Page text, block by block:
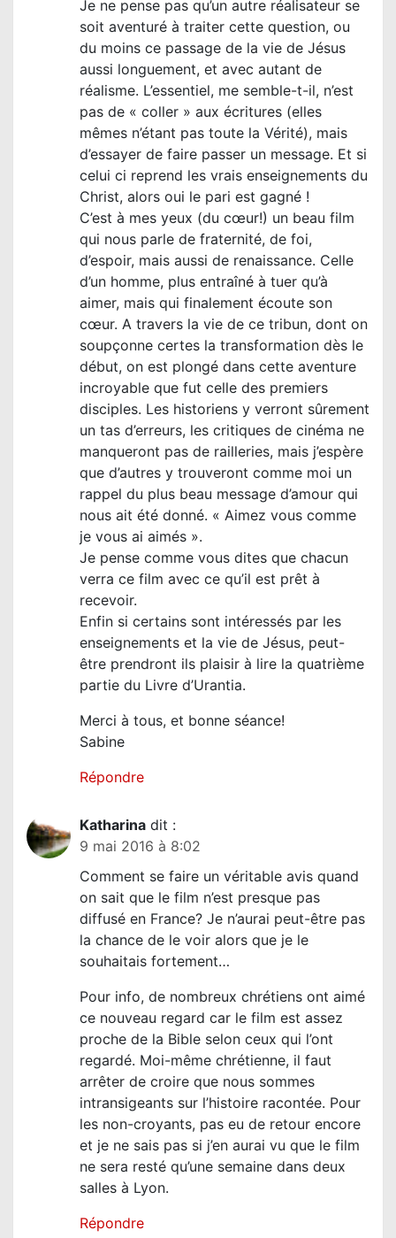
Je ne pense pas qu’un autre réalisateur se
soit aventuré à traiter cette question, ou
du moins ce passage de la vie de Jésus
aussi longuement, et avec autant de
réalisme. L’essentiel, me semble-t-il, n’est
pas de « coller » aux écritures (elles
mêmes n’étant pas toute la Vérité), mais
d’essayer de faire passer un message. Et si
celui ci reprend les vrais enseignements du
Christ, alors oui le pari est gagné !
C’est à mes yeux (du cœur!) un beau film
qui nous parle de fraternité, de foi,
d’espoir, mais aussi de renaissance. Celle
d’un homme, plus entraîné à tuer qu’à
aimer, mais qui finalement écoute son
cœur. A travers la vie de ce tribun, dont on
soupçonne certes la transformation dès le
début, on est plongé dans cette aventure
incroyable que fut celle des premiers
disciples. Les historiens y verront sûrement
un tas d’erreurs, les critiques de cinéma ne
manqueront pas de railleries, mais j’espère
que d’autres y trouveront comme moi un
rappel du plus beau message d’amour qui
nous ait été donné. « Aimez vous comme
je vous ai aimés ».
Je pense comme vous dites que chacun
verra ce film avec ce qu’il est prêt à
recevoir.
Enfin si certains sont intéressés par les
enseignements et la vie de Jésus, peut-
être prendront ils plaisir à lire la quatrième
partie du Livre d’Urantia.
Merci à tous, et bonne séance!
Sabine
Répondre
Katharina dit :
9 mai 2016 à 8:02
Comment se faire un véritable avis quand
on sait que le film n’est presque pas
diffusé en France? Je n’aurai peut-être pas
la chance de le voir alors que je le
souhaitais fortement…
Pour info, de nombreux chrétiens ont aimé
ce nouveau regard car le film est assez
proche de la Bible selon ceux qui l’ont
regardé. Moi-même chrétienne, il faut
arrêter de croire que nous sommes
intransigeants sur l’histoire racontée. Pour
les non-croyants, pas eu de retour encore
et je ne sais pas si j’en aurai vu que le film
ne sera resté qu’une semaine dans deux
salles à Lyon.
Répondre